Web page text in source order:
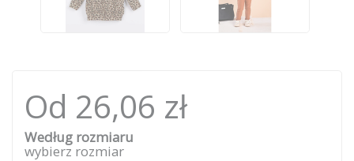
Od 26,06 zł
Według rozmiaru
wybierz rozmiar